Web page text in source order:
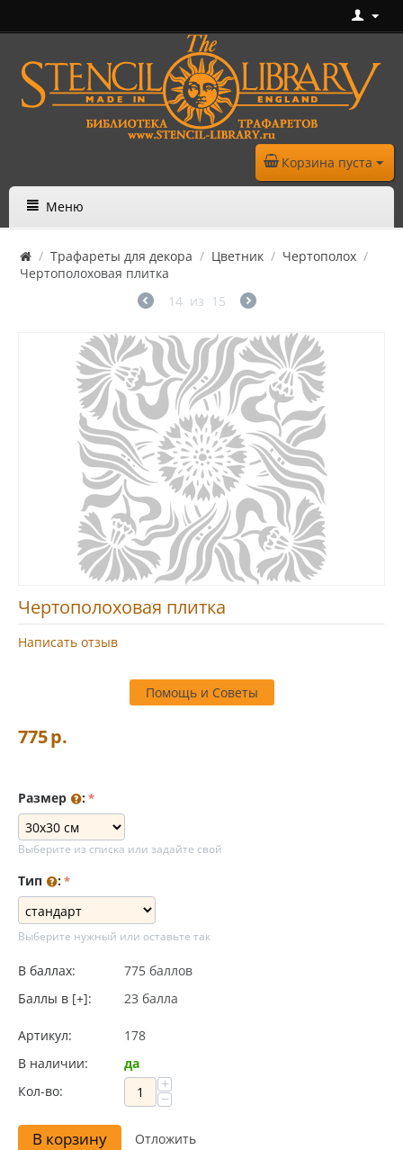
Корзина пуста
Меню
/ Трафареты для декора / Цветник / Чертополох /
Чертополоховая плитка
14 из 15
Чертополоховая плитка
Написать отзыв
Помощь и Советы
775р.
Размер :
Выберите из списка или задайте свой
Тип :
Выберите нужный или оставьте так
В баллах:
775 баллов
Баллы в [+]:
23 балла
Артикул:
178
В наличии:
да
Кол-во:
+
−
В корзину Отложить